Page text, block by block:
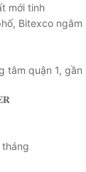
mới tinh
Bitexco
tâm quận 1,